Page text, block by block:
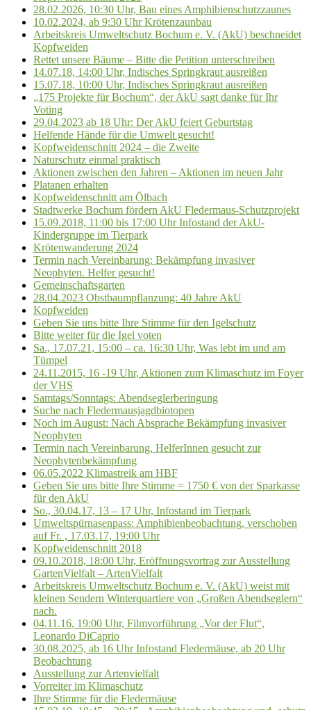
28.02.2026, 10:30 Uhr, Bau eines Amphibienschutzzaunes
10.02.2024, ab 9:30 Uhr Krötenzaunbau
Arbeitskreis Umweltschutz Bochum e. V. (AkU) beschneidet
Kopfweiden
Rettet unsere Bäume – Bitte die Petition unterschreiben
14.07.18, 14:00 Uhr, Indisches Springkraut ausreißen
15.07.18, 10:00 Uhr, Indisches Springkraut ausreißen
„175 Projekte für Bochum“, der AkU sagt danke für Ihr
Voting
29.04.2023 ab 18 Uhr: Der AkU feiert Geburtstag
Helfende Hände für die Umwelt gesucht!
Kopfweidenschnitt 2024 – die Zweite
Naturschutz einmal praktisch
Aktionen zwischen den Jahren – Aktionen im neuen Jahr
Platanen erhalten
Kopfweidenschnitt am Ölbach
Stadtwerke Bochum fördern AkU Fledermaus-Schutzprojekt
15.09.2018, 11:00 bis 17:00 Uhr Infostand der AkU-
Kindergruppe im Tierpark
Krötenwanderung 2024
Termin nach Vereinbarung: Bekämpfung invasiver
Neophyten. Helfer gesucht!
Gemeinschaftsgarten
28.04.2023 Obstbaumpflanzung: 40 Jahre AkU
Kopfweiden
Geben Sie uns bitte Ihre Stimme für den Igelschutz
Bitte weiter für die Igel voten
Sa., 17.07.21, 15:00 – ca. 16:30 Uhr, Was lebt im und am
Tümpel
24.11.2015, 16 -19 Uhr, Aktionen zum Klimaschutz im Foyer
der VHS
Samtags/Sonntags: Abendseglerberingung
Suche nach Fledermausjagdbiotopen
Noch im August: Nach Absprache Bekämpfung invasiver
Neophyten
Termin nach Vereinbarung. HelferInnen gesucht zur
Neophytenbekämpfung
06.05.2022 Klimastreik am HBF
Geben Sie uns bitte Ihre Stimme = 1750 € von der Sparkasse
für den AkU
So., 30.04.17, 13 – 17 Uhr, Infostand im Tierpark
Umweltspürnasenpass: Amphibienbeobachtung, verschoben
auf Fr. , 17.03.17, 19:00 Uhr
Kopfweidenschnitt 2018
09.10.2018, 18:00 Uhr, Eröffnungsvortrag zur Ausstellung
GartenVielfalt – ArtenVielfalt
Arbeitskreis Umweltschutz Bochum e. V. (AkU) weist mit
kleinen Sendern Winterquartiere von „Großen Abendseglern“
nach.
04.11.16, 19:00 Uhr, Filmvorführung „Vor der Flut“,
Leonardo DiCaprio
30.08.2025, ab 16 Uhr Infostand Fledermäuse, ab 20 Uhr
Beobachtung
Ausstellung zur Artenvielfalt
Vorreiter im Klimaschutz
Ihre Stimme für die Fledermäuse